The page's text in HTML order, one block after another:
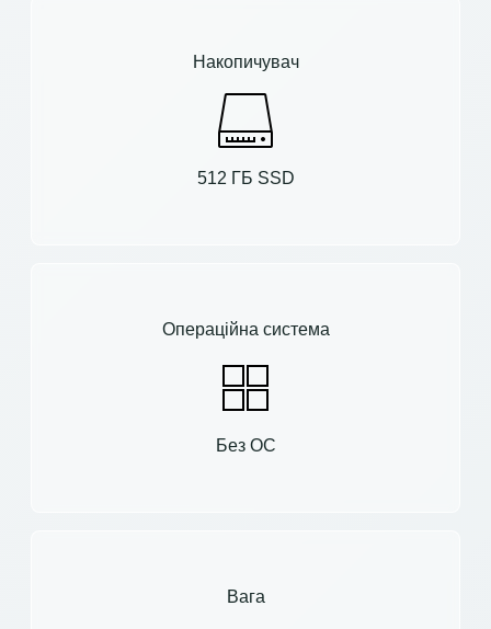
Накопичувач
512 ГБ SSD
Операційна система
Без ОС
Вага